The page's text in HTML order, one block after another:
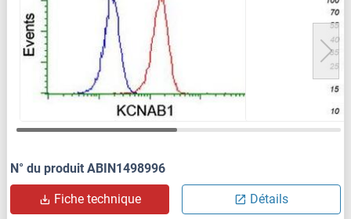
N° du produit ABIN1498996
Fiche technique Détails